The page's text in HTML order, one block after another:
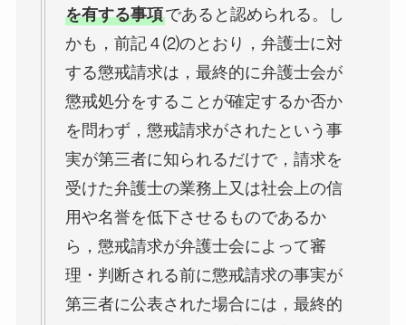
を有する事項であると認められる。し
かも，前記４⑵のとおり，弁護士に対
する懲戒請求は，最終的に弁護士会が
懲戒処分をすることが確定するか否か
を問わず，懲戒請求がされたという事
実が第三者に知られるだけで，請求を
受けた弁護士の業務上又は社会上の信
用や名誉を低下させるものであるか
ら，懲戒請求が弁護士会によって審
理・判断される前に懲戒請求の事実が
第三者に公表された場合には，最終的